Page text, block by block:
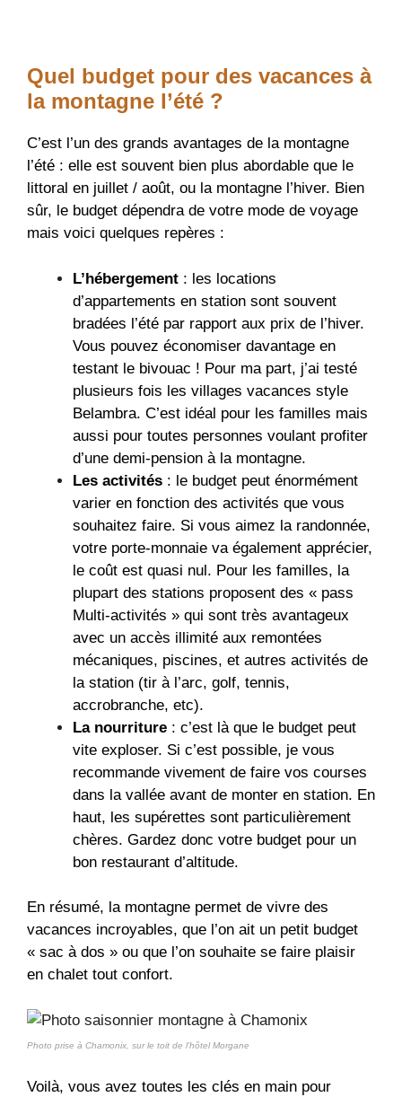
Quel budget pour des vacances à
la montagne l’été ?
C’est l’un des grands avantages de la montagne
l’été : elle est souvent bien plus abordable que le
littoral en juillet / août, ou la montagne l’hiver. Bien
sûr, le budget dépendra de votre mode de voyage
mais voici quelques repères :
L’hébergement : les locations
d’appartements en station sont souvent
bradées l’été par rapport aux prix de l’hiver.
Vous pouvez économiser davantage en
testant le bivouac ! Pour ma part, j’ai testé
plusieurs fois les villages vacances style
Belambra. C’est idéal pour les familles mais
aussi pour toutes personnes voulant profiter
d’une demi-pension à la montagne.
Les activités : le budget peut énormément
varier en fonction des activités que vous
souhaitez faire. Si vous aimez la randonnée,
votre porte-monnaie va également apprécier,
le coût est quasi nul. Pour les familles, la
plupart des stations proposent des « pass
Multi-activités » qui sont très avantageux
avec un accès illimité aux remontées
mécaniques, piscines, et autres activités de
la station (tir à l’arc, golf, tennis,
accrobranche, etc).
La nourriture : c’est là que le budget peut
vite exploser. Si c’est possible, je vous
recommande vivement de faire vos courses
dans la vallée avant de monter en station. En
haut, les supérettes sont particulièrement
chères. Gardez donc votre budget pour un
bon restaurant d’altitude.
En résumé, la montagne permet de vivre des
vacances incroyables, que l’on ait un petit budget
« sac à dos » ou que l’on souhaite se faire plaisir
en chalet tout confort.
Photo prise à Chamonix, sur le toit de l’hôtel Morgane
Voilà, vous avez toutes les clés en main pour